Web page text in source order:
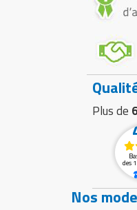
Plus de
des
Nos